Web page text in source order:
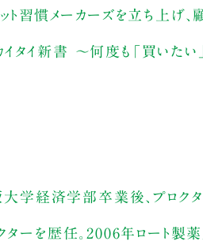
ット習慣メーカーズを立ち上げ
タイ新書 ～何度も「買いたい
済学部卒業後、プロクター
クターを歴任。2006年ロート製